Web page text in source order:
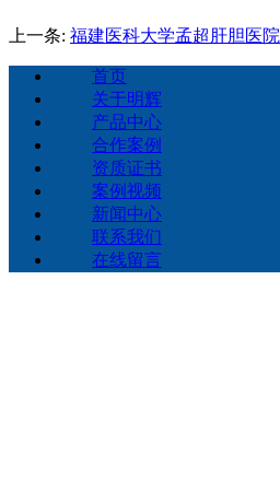
上一条: 福建医科大学孟超肝胆医院
首页
关于明辉
产品中心
合作案例
资质证书
案例视频
新闻中心
联系我们
在线留言